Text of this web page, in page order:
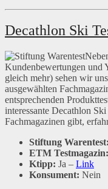
Decathlon Ski
Kundenbewertungen und
gleich mehr) sehen wir
ausgewählten
entsprechenden
interessante Decathlon
Fachmagazinen gibt,
Stiftung Warentest:
ETM Testmagazin:
Ktipp: Ja – Link
Konsument: Nein